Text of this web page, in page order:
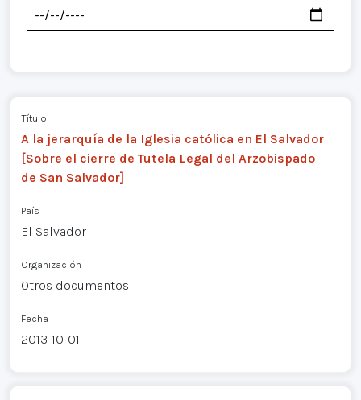
Título
A la jerarquía de la Iglesia católica en El Salvador
[Sobre el cierre de Tutela Legal del Arzobispado
de San Salvador]
País
El Salvador
Organización
Otros documentos
Fecha
2013-10-01